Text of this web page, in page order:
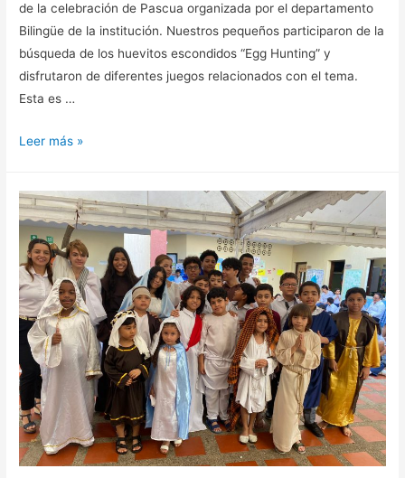
de la celebración de Pascua organizada por el departamento
Bilingüe de la institución. Nuestros pequeños participaron de la
búsqueda de los huevitos escondidos “Egg Hunting” y
disfrutaron de diferentes juegos relacionados con el tema.
Esta es …
Leer más »